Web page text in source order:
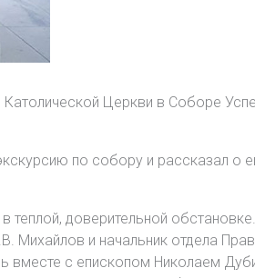
Католической Церкви в Соборе
по собору и рассказал о
доверительной
Михайлов и начальник отдела
с епископом Николаем